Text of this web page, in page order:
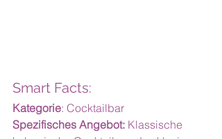
Smart Facts:
Kategorie: Cocktailbar
Spezifisches Angebot: Klassische